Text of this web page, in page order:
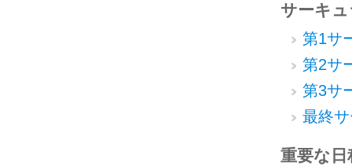
サーキ
第1サ
第2サ
第3サ
最終
重要な日